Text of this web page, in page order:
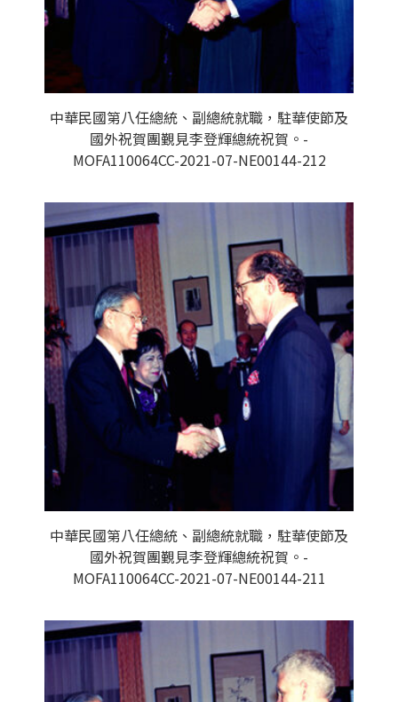
中華民國第八任總統、副總統就職，駐華使節及
國外祝賀團覲見李登輝總統祝賀。-
MOFA110064CC-2021-07-NE00144-212
中華民國第八任總統、副總統就職，駐華使節及
國外祝賀團覲見李登輝總統祝賀。-
MOFA110064CC-2021-07-NE00144-211